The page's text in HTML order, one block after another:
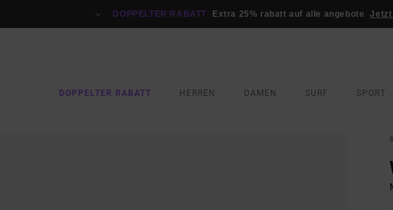
DOPPELTER RABATT Extra 25% rabatt auf alle angebote Jetzt
DOPPELTER RABATT HERREN DAMEN SURF SPORT